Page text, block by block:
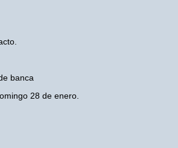
banca
28 de enero.